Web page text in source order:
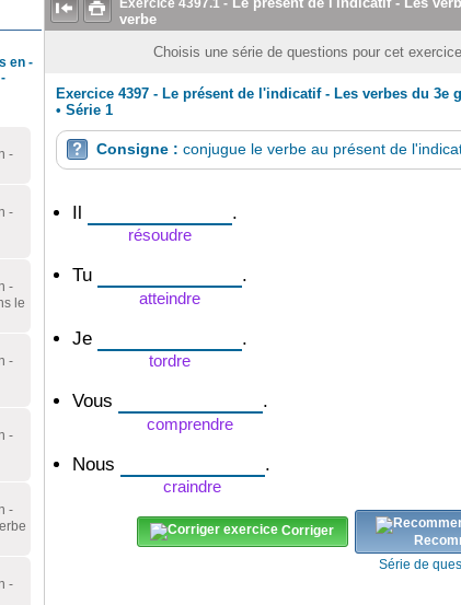
en -
-
-
-
le
-
-
-
-
  Exercice 4397.1-
verbe
Choisis une série de questions pour cet
Exercice 4397 - Le présent de l'indicatif - Les verbes du 3e
• Série 1
 Consigne : conjugue le verbe au présent de
Il
résoudre
.
Tu
atteindre
.
Je
tordre
.
Vous
comprendre
.
Nous
craindre
.
Corriger
Série de